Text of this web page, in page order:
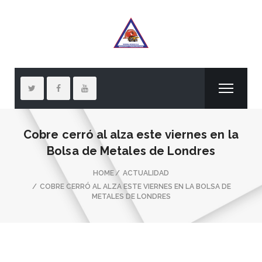
Cobre cerró al alza este viernes en la
Bolsa de Metales de Londres
HOME
ACTUALIDAD
COBRE CERRÓ AL ALZA ESTE VIERNES EN LA BOLSA DE
METALES DE LONDRES